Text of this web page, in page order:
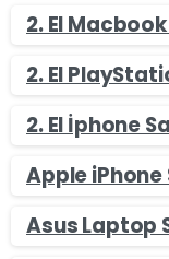
2. El
2. El
2. El İphone
Apple
Asus Laptop